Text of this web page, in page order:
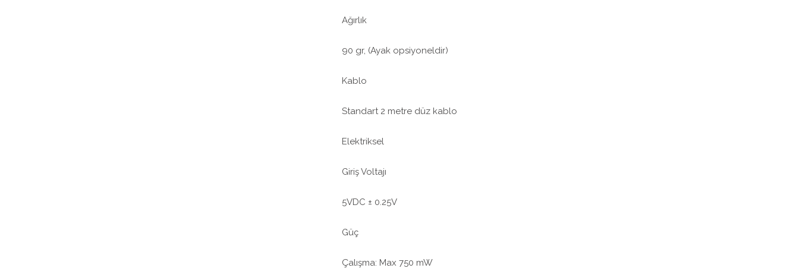
Ağırlık
90 gr, (Ayak opsiyoneldir)
Kablo
Standart 2 metre düz kablo
Elektriksel
Giriş Voltajı
5VDC ± 0.25V
Güç
Çalışma: Max 750 mW